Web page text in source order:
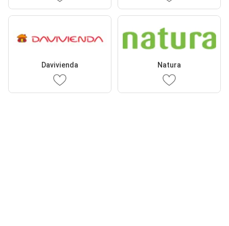
Davivienda Natura